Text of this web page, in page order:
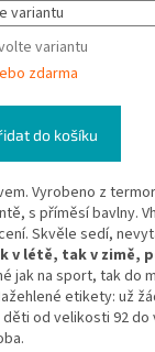
variantu
zdarma
do košíku
Vyrobeno z
s příměsí bavlny.
Skvěle sedí,
v létě, tak v zimě,
jak na sport, tak do
etikety: už
od velikosti 92 do